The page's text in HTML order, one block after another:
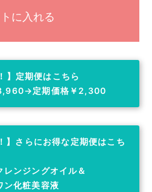
に入れる
】定期便はこちら
定期価格￥2,300
】さらにお得な定期便はこち
レンジングオイル＆
ン化粧美容液